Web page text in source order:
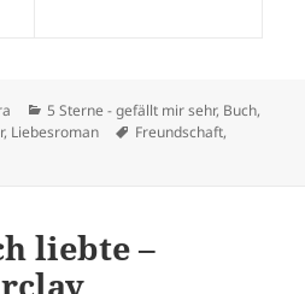
Kategorien
5 Sterne - gefällt mir sehr, Buch,
, Liebesroman Schlagwörter
Freundschaft,
liebte –